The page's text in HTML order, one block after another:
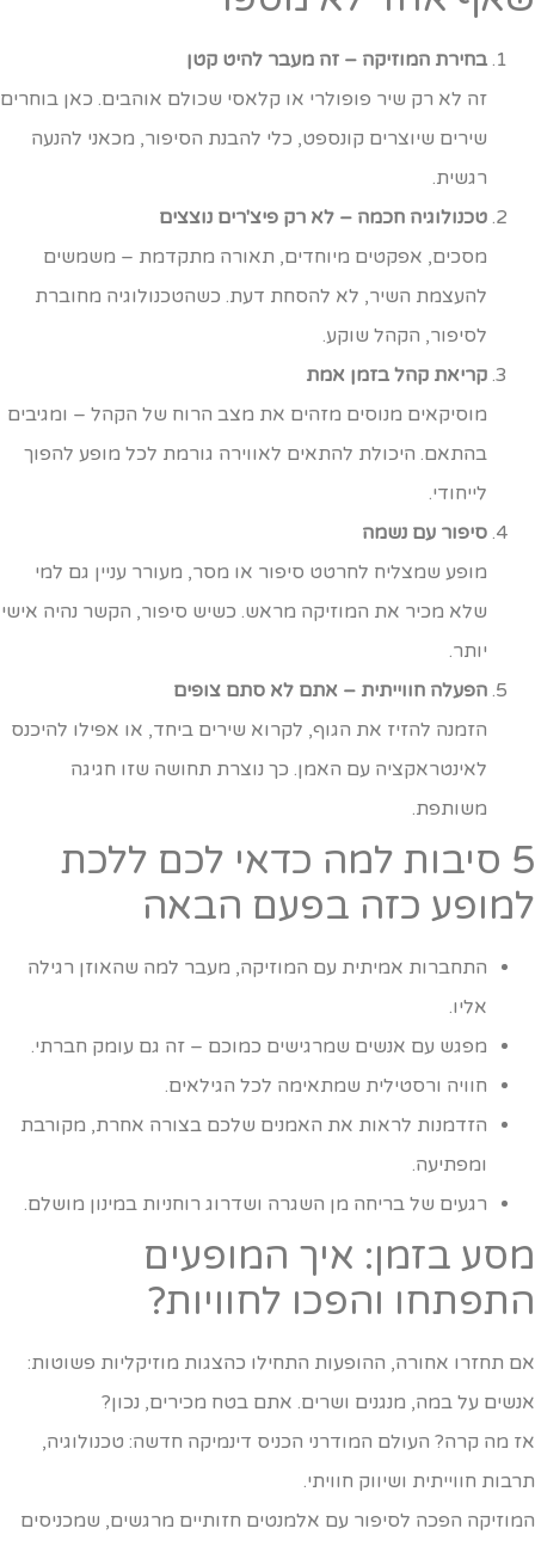
בחירת המוזיקה – זה מעבר להיט קטן
זה לא רק שיר פופולרי או קלאסי שכולם אוהבים. כאן בוחרים
שירים שיוצרים קונספט, כלי להבנת הסיפור, מכאני להנעה
רגשית.
טכנולוגיה חכמה – לא רק פיצ'רים נוצצים
מסכים, אפקטים מיוחדים, תאורה מתקדמת – משמשים
להעצמת השיר, לא להסחת דעת. כשהטכנולוגיה מחוברת
לסיפור, הקהל שוקע.
קריאת קהל בזמן אמת
מוסיקאים מנוסים מזהים את מצב הרוח של הקהל – ומגיבים
בהתאם. היכולת להתאים לאווירה גורמת לכל מופע להפוך
לייחודי.
סיפור עם נשמה
מופע שמצליח לחרטט סיפור או מסר, מעורר עניין גם למי
שלא מכיר את המוזיקה מראש. כשיש סיפור, הקשר נהיה אישי
יותר.
הפעלה חווייתית – אתם לא סתם צופים
הזמנה להזיז את הגוף, לקרוא שירים ביחד, או אפילו להיכנס
לאינטראקציה עם האמן. כך נוצרת תחושה שזו חגיגה
משותפת.
5 סיבות למה כדאי לכם ללכת
כזה בפעם הבאה
התחברות אמיתית עם המוזיקה, מעבר למה שהאוזן רגילה
אליו.
מפגש עם אנשים שמרגישים כמוכם – זה גם עומק חברתי.
חוויה ורסטילית שמתאימה לכל הגילאים.
הזדמנות לראות את האמנים שלכם בצורה אחרת, מקורבת
ומפתיעה.
רגעים של בריחה מן השגרה ושדרוג רוחניות במינון מושלם.
בזמן: איך המופעים
והפכו לחוויות?
תחזרו אחורה, ההופעות התחילו כהצגות מוזיקליות פשוטות:
על במה, מנגנים ושרים. אתם בטח מכירים, נכון?
מה קרה? העולם המודרני הכניס דינמיקה חדשה: טכנולוגיה,
חווייתית ושיווק חוויתי.
הפכה לסיפור עם אלמנטים חזותיים מרגשים, שמכניסים